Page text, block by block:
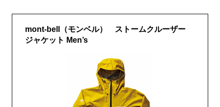
mont-bell（モンベル） ストームクルーザー
ジャケット Men’s